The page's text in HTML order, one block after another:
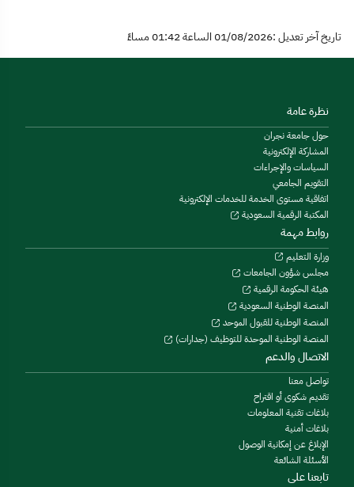
تاريخ آخر تعديل :01/08/2026 الساعة 01:42 مساءً
نظرة عامة
حول جامعة نجران
المشاركة الإلكترونية
السياسات والإجراءات
التقويم الجامعي
اتفاقية مستوى الخدمة للخدمات الإلكترونية
المكتبة الرقمية السعودية
روابط مهمة
وزارة التعليم
مجلس شؤون الجامعات
هيئة الحكومة الرقمية
المنصة الوطنية السعودية
المنصة الوطنية للقبول الموحد
المنصة الوطنية الموحدة للتوظيف (جدارات)
الاتصال والدعم
تواصل معنا
تقديم شكوى أو اقتراح
بلاغات تقنية المعلومات
بلاغات أمنية
الإبلاغ عن إمكانية الوصول
الأسئلة الشائعة
تابعنا على